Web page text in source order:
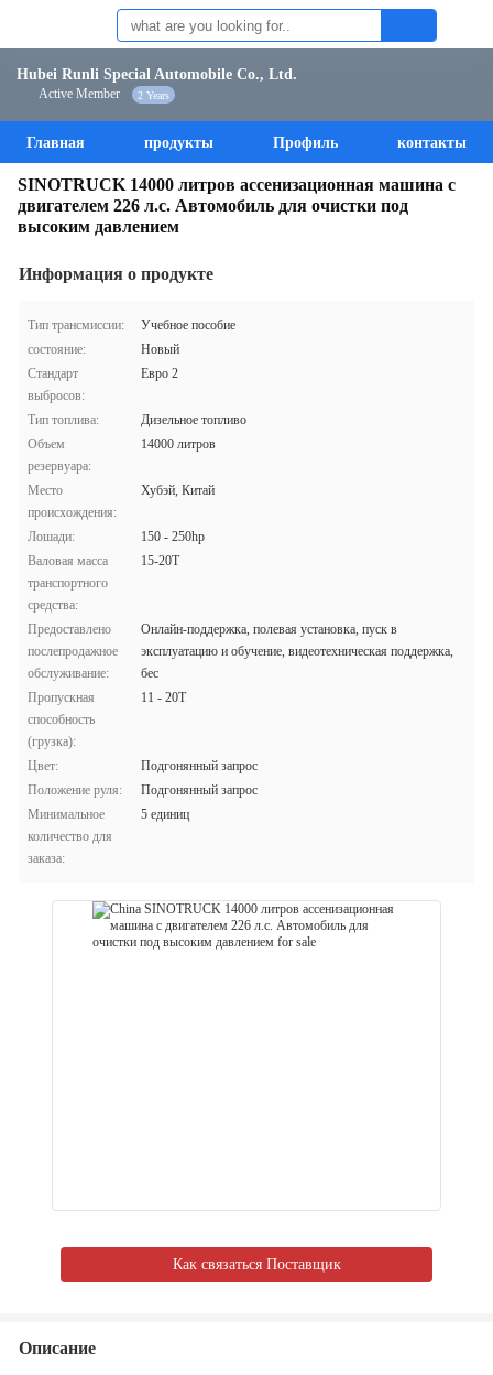
Hubei Runli Special Automobile Co., Ltd.
Active Member 2 Years
Главная продукты Профиль контакты
SINOTRUCK 14000 литров ассенизационная машина с
двигателем 226 л.с. Автомобиль для очистки под
высоким давлением
Информация о продукте
Тип трансмиссии:
Учебное пособие
состояние:
Новый
Стандарт
выбросов:
Евро 2
Тип топлива:
Дизельное топливо
Объем
резервуара:
14000 литров
Место
происхождения:
Хубэй, Китай
Лошади:
150 - 250hp
Валовая масса
транспортного
средства:
15-20T
Предоставлено
послепродажное
обслуживание:
Онлайн-поддержка, полевая установка, пуск в
эксплуатацию и обучение, видеотехническая поддержка,
бес
Пропускная
способность
(грузка):
11 - 20T
Цвет:
Подгонянный запрос
Положение руля:
Подгонянный запрос
Минимальное
количество для
заказа:
5 единиц
Как связаться Поставщик
Описание